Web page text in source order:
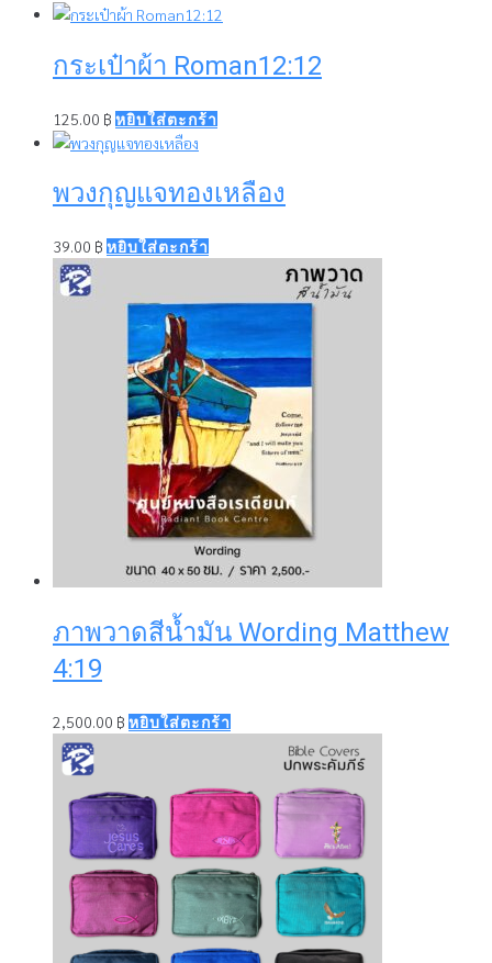
กระเป๋าผ้า Roman12:12
125.00 ฿ หยิบใส่ตะกร้า
พวงกุญแจทองเหลือง
39.00 ฿ หยิบใส่ตะกร้า
ภาพวาดสีน้ำมัน Wording Matthew
4:19
2,500.00 ฿ หยิบใส่ตะกร้า